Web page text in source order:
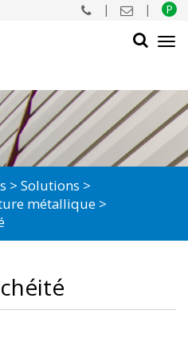
| | P
CHERCHER
Solutions
métallique